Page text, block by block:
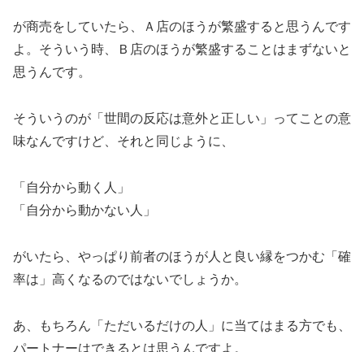
が商売をしていたら、Ａ店のほうが繁盛すると思うんです
よ。そういう時、Ｂ店のほうが繁盛することはまずないと
思うんです。
そういうのが「世間の反応は意外と正しい」ってことの意
味なんですけど、それと同じように、
「自分から動く人」
「自分から動かない人」
がいたら、やっぱり前者のほうが人と良い縁をつかむ「確
率は」高くなるのではないでしょうか。
あ、もちろん「ただいるだけの人」に当てはまる方でも、
パートナーはできるとは思うんですよ。